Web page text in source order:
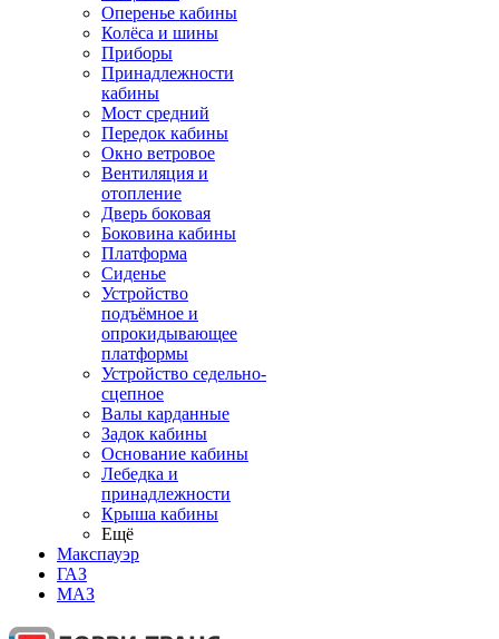
Оперенье кабины
Колёса и шины
Приборы
Принадлежности
кабины
Мост средний
Передок кабины
Окно ветровое
Вентиляция и
отопление
Дверь боковая
Боковина кабины
Платформа
Сиденье
Устройство
подъёмное и
опрокидывающее
платформы
Устройство седельно-
сцепное
Валы карданные
Задок кабины
Основание кабины
Лебедка и
принадлежности
Крыша кабины
Ещё
Макспауэр
ГАЗ
МАЗ